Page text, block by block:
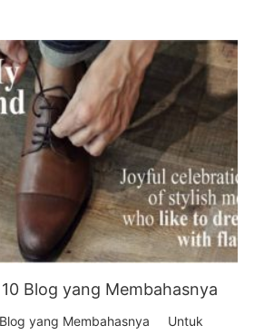
Blog yang Membahasnya
yang Membahasnya Untuk